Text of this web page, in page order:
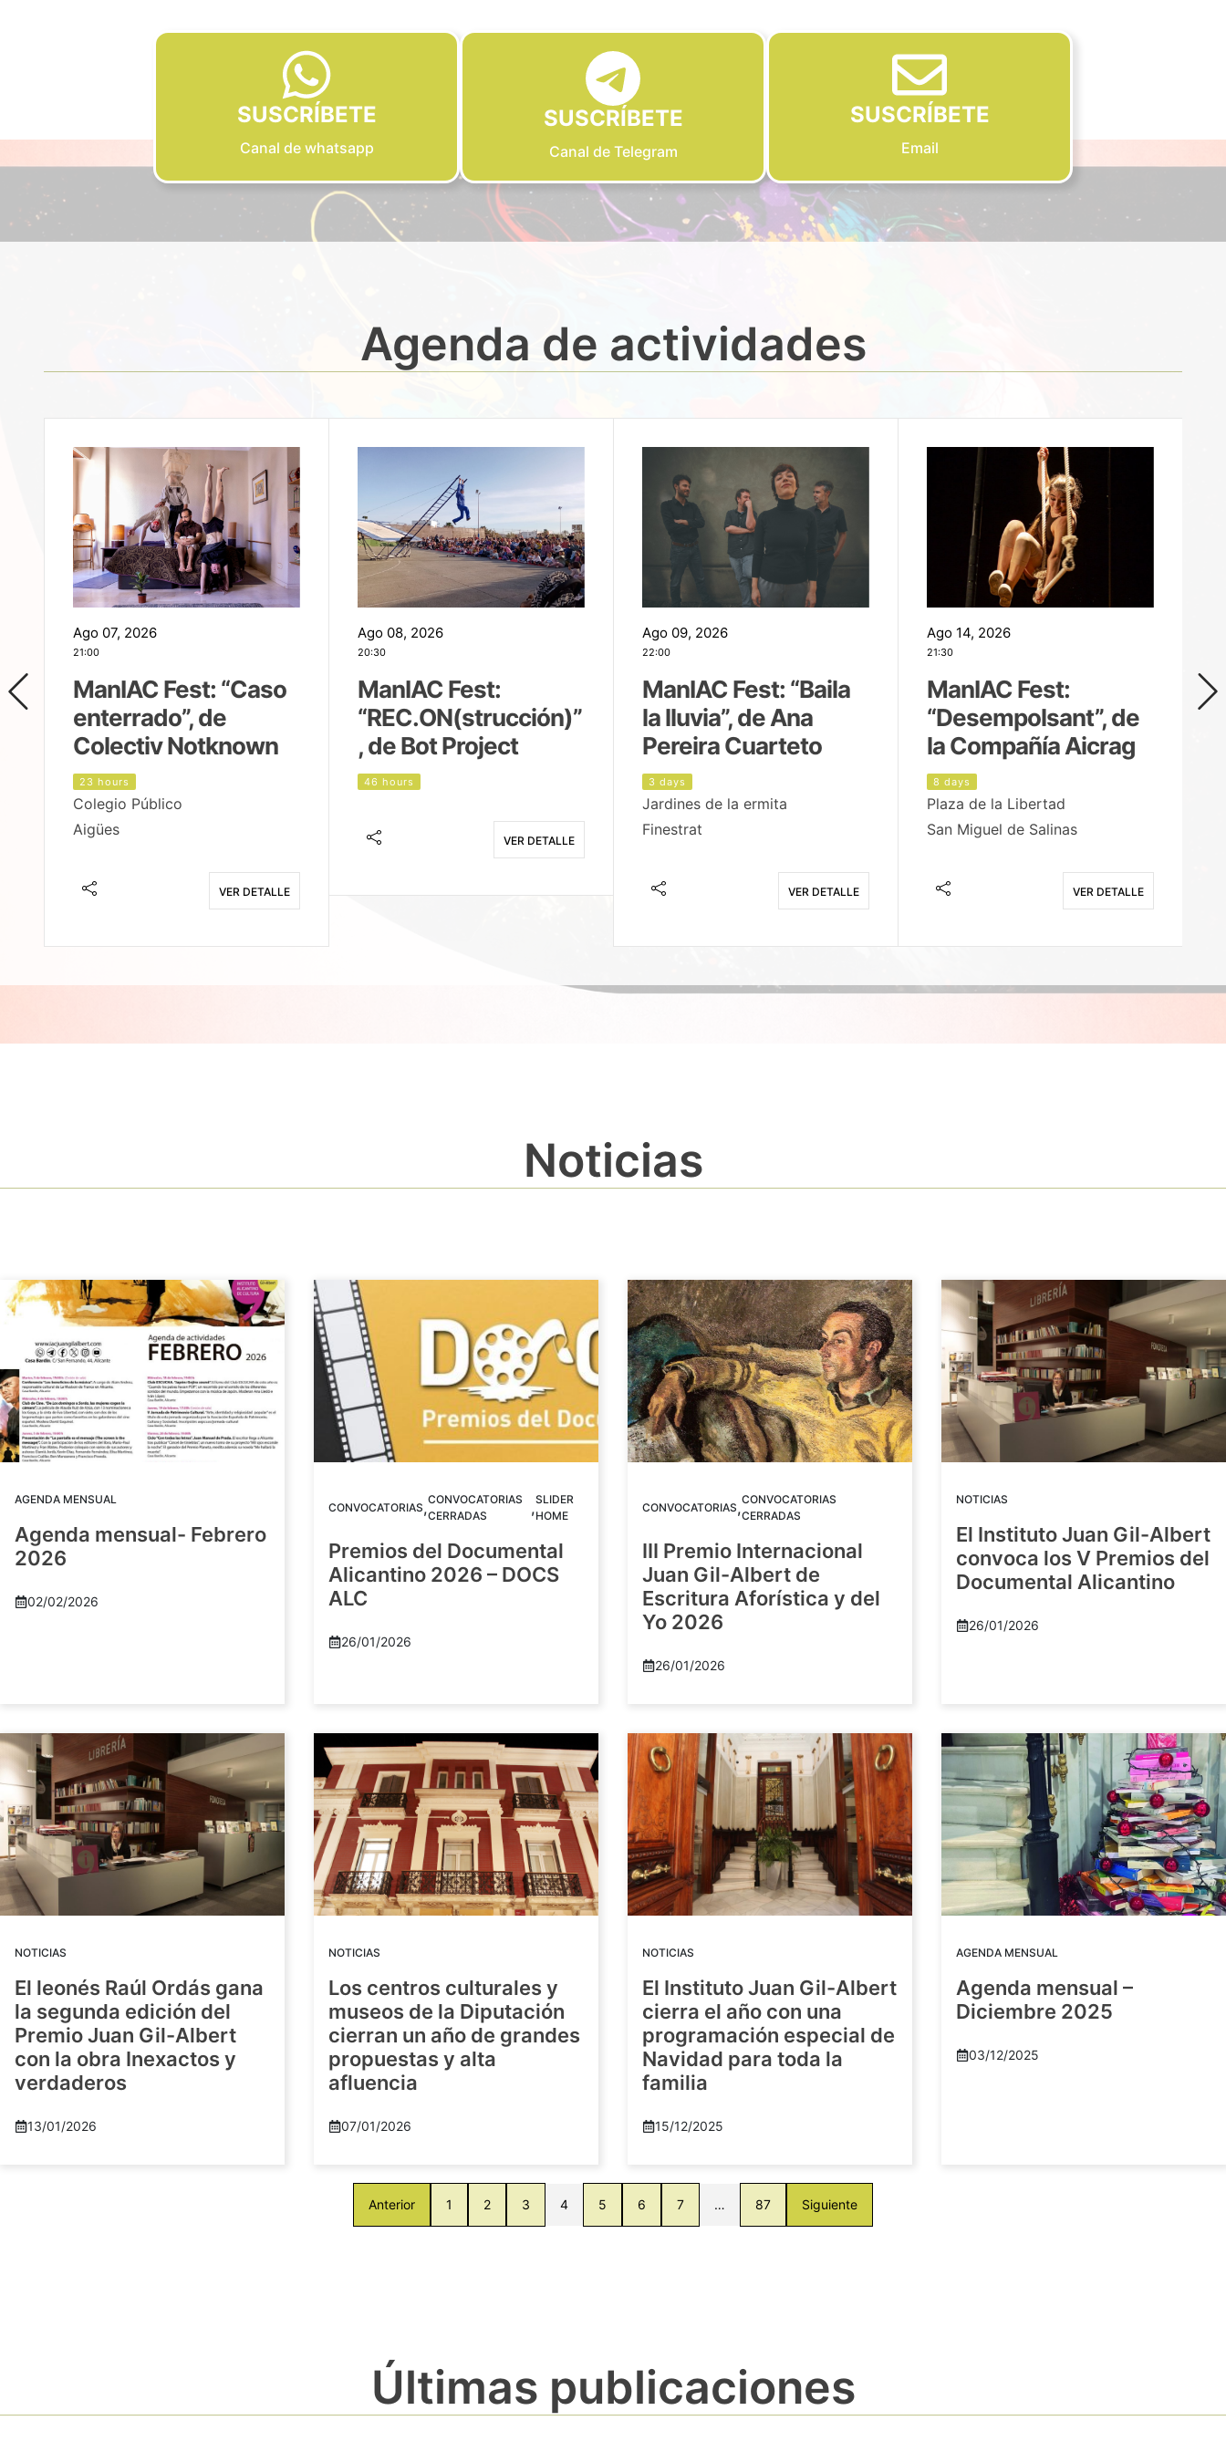
SUSCRÍBETE
Canal de whatsapp
SUSCRÍBETE
Canal de Telegram
SUSCRÍBETE
Email
Agenda de actividades
Ago 07, 2026
21:00
ManIAC Fest: “Caso
enterrado”, de
Colectiv Notknown
23 hours
Colegio Público
Aigües
VER DETALLE
Ago 08, 2026
20:30
ManIAC Fest:
“REC.ON(strucción)”
, de Bot Project
46 hours
VER DETALLE
Ago 09, 2026
22:00
ManIAC Fest: “Baila
la lluvia”, de Ana
Pereira Cuarteto
3 days
Jardines de la ermita
Finestrat
VER DETALLE
Ago 14, 2026
21:30
ManIAC Fest:
“Desempolsant”, de
la Compañía Aicrag
8 days
Plaza de la Libertad
San Miguel de Salinas
VER DETALLE
Noticias
AGENDA MENSUAL
Agenda mensual- Febrero
2026
02/02/2026
CONVOCATORIAS,CONVOCATORIAS
CERRADAS
,SLIDER
HOME
Premios del Documental
Alicantino 2026 – DOCS
ALC
26/01/2026
CONVOCATORIAS,CONVOCATORIAS
CERRADAS
III Premio Internacional
Juan Gil-Albert de
Escritura Aforística y del
Yo 2026
26/01/2026
NOTICIAS
El Instituto Juan Gil-Albert
convoca los V Premios del
Documental Alicantino
26/01/2026
NOTICIAS
El leonés Raúl Ordás gana
la segunda edición del
Premio Juan Gil-Albert
con la obra Inexactos y
verdaderos
13/01/2026
NOTICIAS
Los centros culturales y
museos de la Diputación
cierran un año de grandes
propuestas y alta
afluencia
07/01/2026
NOTICIAS
El Instituto Juan Gil-Albert
cierra el año con una
programación especial de
Navidad para toda la
familia
15/12/2025
AGENDA MENSUAL
Agenda mensual –
Diciembre 2025
03/12/2025
Anterior 1 2 3 4 5 6 7 … 87 Siguiente
Últimas publicaciones